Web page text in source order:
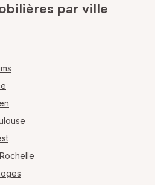
par ville